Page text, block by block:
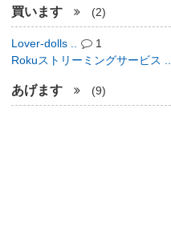
買います (2)
Lover-dolls .. 1
Rokuストリーミングサービス ..
あげます (9)